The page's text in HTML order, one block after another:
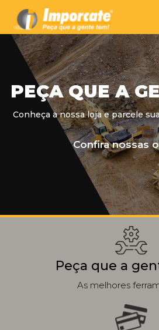
PEÇA QUE A
Conheça a nossa loja e parcele
Confira nossas
Peça que a
As melhores